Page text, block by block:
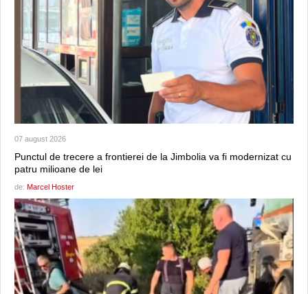
07 august 2026
Punctul de trecere a frontierei de la Jimbolia va fi modernizat cu
patru milioane de lei
de: Marcel Hoster